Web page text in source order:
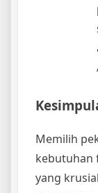
Memilih
kebutuhan
yang